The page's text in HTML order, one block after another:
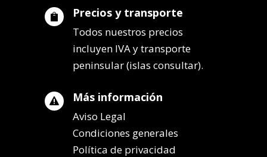
 Precios y transporte
Todos nuestros precios
incluyen IVA y transporte
peninsular (islas consultar).
 Más información
Aviso Legal
Condiciones generales
Política de privacidad